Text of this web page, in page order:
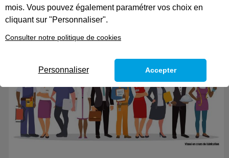
CODES
mois. Vous pouvez également paramétrer vos choix en
cliquant sur "Personnaliser".
Consulter notre politique de cookies
Personnaliser Accepter